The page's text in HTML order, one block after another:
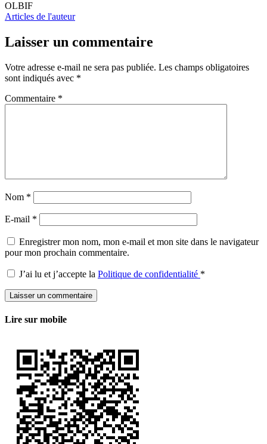
OLBIF
Articles de l'auteur
Laisser un commentaire
Votre adresse e-mail ne sera pas publiée. Les champs obligatoires
sont indiqués avec *
Commentaire *
Nom *
E-mail *
Enregistrer mon nom, mon e-mail et mon site dans le navigateur
pour mon prochain commentaire.
J’ai lu et j’accepte la Politique de confidentialité *
Lire sur mobile